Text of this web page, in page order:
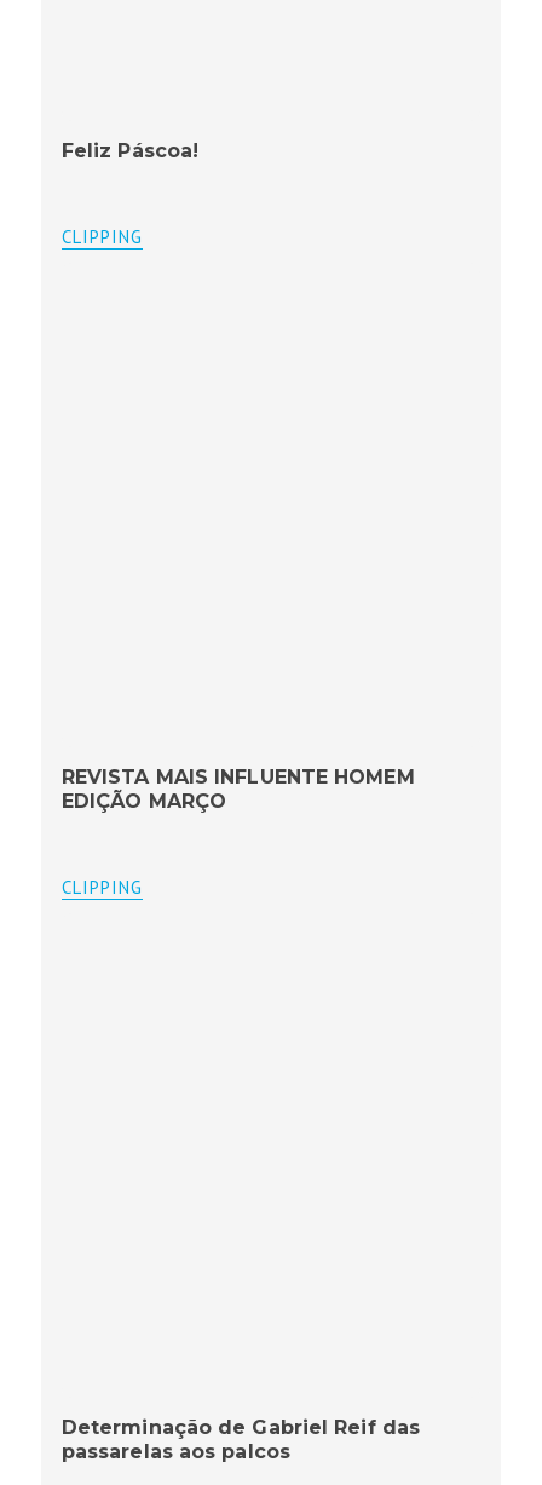
Feliz Páscoa!
CLIPPING
REVISTA MAIS INFLUENTE HOMEM
EDIÇÃO MARÇO
CLIPPING
Determinação de Gabriel Reif das
passarelas aos palcos